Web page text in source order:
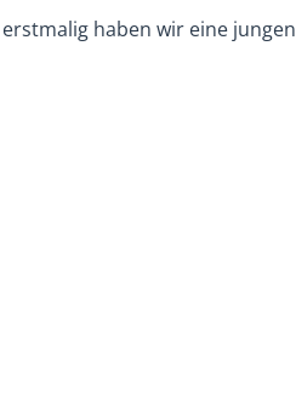
haben wir eine jungen